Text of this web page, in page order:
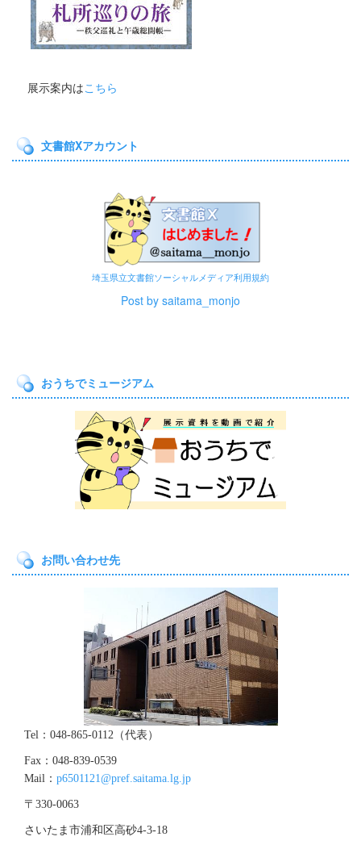
展示案内はこちら
文書館Xアカウント
埼玉県立文書館ソーシャルメディア利用規約
Post by saitama_monjo
おうちでミュージアム
お問い合わせ先
Tel：048-865-0112（代表）
Fax：048-839-0539
Mail： p6501121@pref.saitama.lg.jp
〒330-0063
さいたま市浦和区高砂4‐3‐18